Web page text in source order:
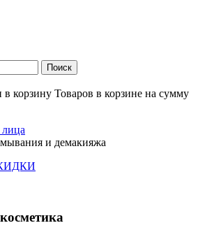
в корзину Товаров в корзине на сумму
и демакияжа